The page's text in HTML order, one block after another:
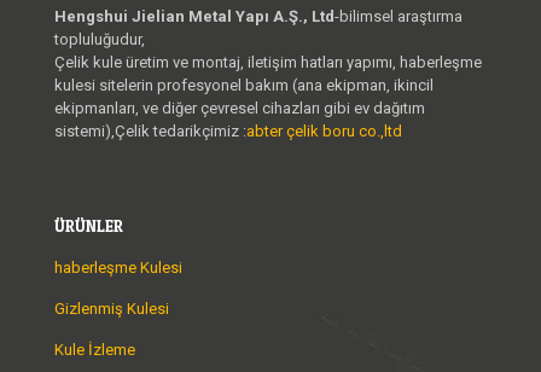
Hengshui Jielian Metal Yapı A.Ş., Ltd-bilimsel araştırma
topluluğudur,
Çelik kule üretim ve montaj, iletişim hatları yapımı, haberleşme
kulesi sitelerin profesyonel bakım (ana ekipman, ikincil
ekipmanları, ve diğer çevresel cihazları gibi ev dağıtım
sistemi),Çelik tedarikçimiz :abter çelik boru co.,ltd
ÜRÜNLER
haberleşme Kulesi
Gizlenmiş Kulesi
Kule İzleme